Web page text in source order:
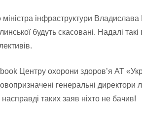
інфраструктури Владислава
будуть скасовані. Надалі
Центру охорони здоров’я АТ
генеральні директори
таких заяв ніхто не бачив!